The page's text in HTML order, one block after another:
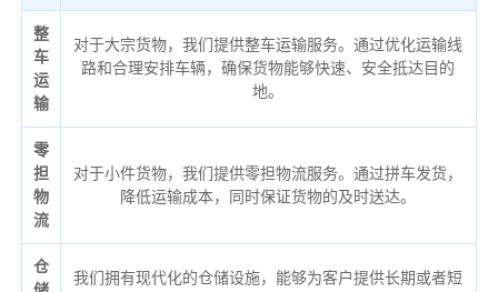
整
车
运
输
对于大宗货物，我们提供整车运输服务。通过优化运输线
路和合理安排车辆，确保货物能够快速、安全抵达目的
地。
零
担
物
流
对于小件货物，我们提供零担物流服务。通过拼车发货，
降低运输成本，同时保证货物的及时送达。
仓
我们拥有现代化的仓储设施，能够为客户提供长期或者短